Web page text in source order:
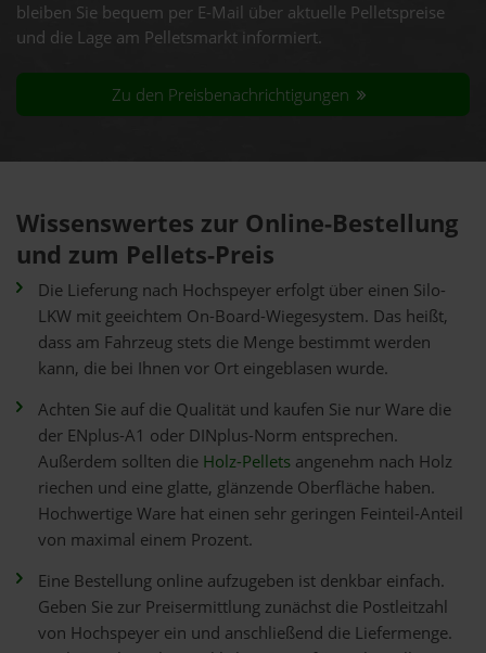
bleiben Sie bequem per E-Mail über aktuelle Pelletspreise
und die Lage am Pelletsmarkt informiert.
Zu den Preisbenachrichtigungen
Wissenswertes zur Online-Bestellung
und zum Pellets-Preis
Die Lieferung nach Hochspeyer erfolgt über einen Silo-
LKW mit geeichtem On-Board-Wiegesystem. Das heißt,
dass am Fahrzeug stets die Menge bestimmt werden
kann, die bei Ihnen vor Ort eingeblasen wurde.
Achten Sie auf die Qualität und kaufen Sie nur Ware die
der ENplus-A1 oder DINplus-Norm entsprechen.
Außerdem sollten die Holz-Pellets angenehm nach Holz
riechen und eine glatte, glänzende Oberfläche haben.
Hochwertige Ware hat einen sehr geringen Feinteil-Anteil
von maximal einem Prozent.
Eine Bestellung online aufzugeben ist denkbar einfach.
Geben Sie zur Preisermittlung zunächst die Postleitzahl
von Hochspeyer ein und anschließend die Liefermenge.